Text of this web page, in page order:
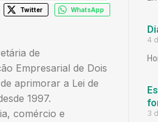
Twitter WhatsApp
de
Empresarial de Dois
aprimorar a Lei de
1997.
comércio e
4
3